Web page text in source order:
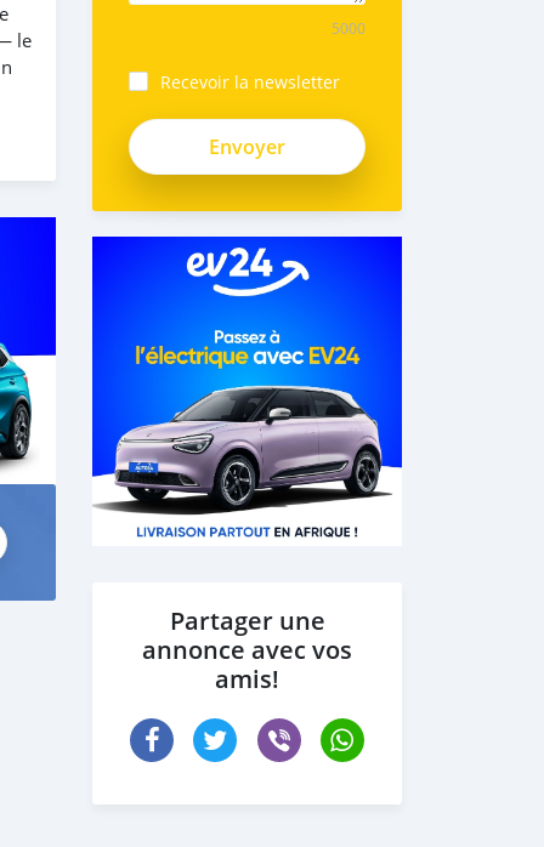
le
5000
Recevoir la newsletter
_5Cbax-
Uutz2Vujy3v8F
Partager une
annonce avec vos
amis!